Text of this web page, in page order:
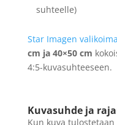
suhteelle)
Star Imagen
cm ja 40×50 cm
4:5-kuvasuhteeseen.
Kuvasuhde ja
Kun kuva